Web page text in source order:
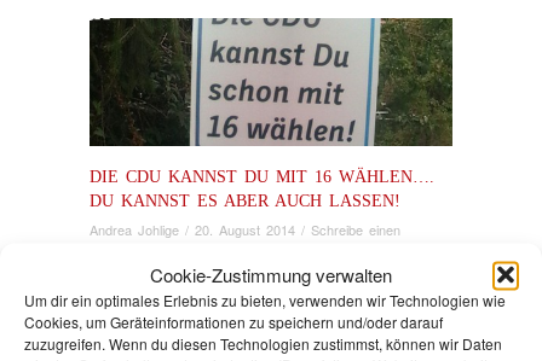
Cookie-Zustimmung verwalten
Um dir ein optimales Erlebnis zu bieten, verwenden wir Technologien wie
Cookies, um Geräteinformationen zu speichern und/oder darauf
zuzugreifen. Wenn du diesen Technologien zustimmst, können wir Daten
DIE CDU KANNST DU MIT 16 WÄHLEN….
DU KANNST ES ABER AUCH LASSEN!
Andrea Johlige / 20. August 2014 / Schreibe einen
Im Dezember 2011 beschloss der Landtag
Brandenburg, dass künftig Jugendliche ab 16